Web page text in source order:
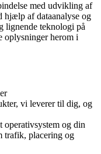
med udvikling af
hjælp af dataanalyse og
lignende teknologi på
oplysninger herom i
vi leverer til dig, og
og din
trafik, placering og